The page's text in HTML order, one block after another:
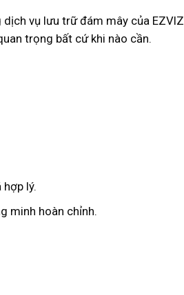
vụ lưu trữ đám mây của EZVIZ
trọng bất cứ khi nào cần.
lý.
minh hoàn chỉnh.